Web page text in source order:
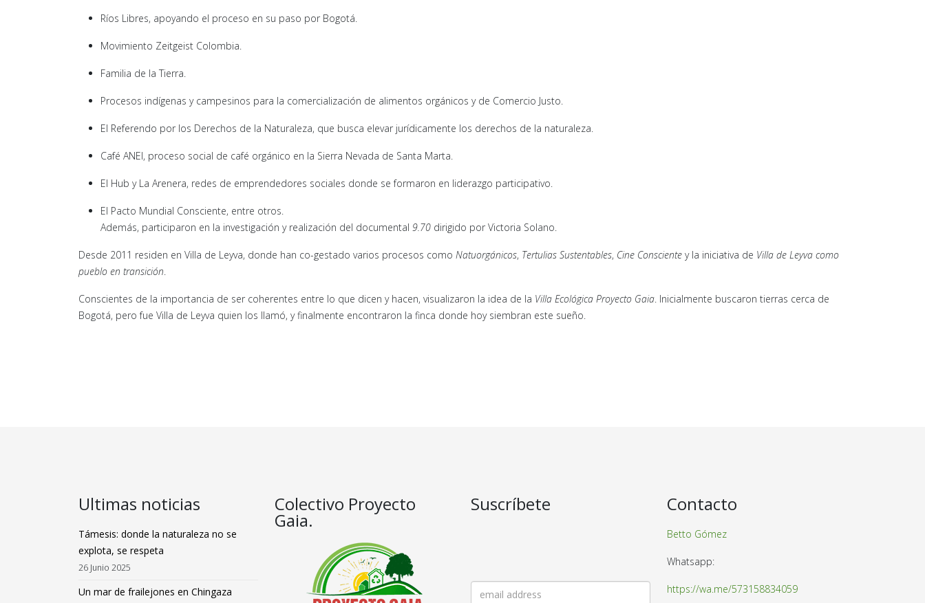
Ríos Libres, apoyando el proceso en su paso por Bogotá.
Movimiento Zeitgeist Colombia.
Familia de la Tierra.
Procesos indígenas y campesinos para la comercialización de alimentos orgánicos y de Comercio Justo.
El Referendo por los Derechos de la Naturaleza, que busca elevar jurídicamente los derechos de la naturaleza.
Café ANEI, proceso social de café orgánico en la Sierra Nevada de Santa Marta.
El Hub y La Arenera, redes de emprendedores sociales donde se formaron en liderazgo participativo.
El Pacto Mundial Consciente, entre otros.
Además, participaron en la investigación y realización del documental 9.70 dirigido por Victoria Solano.
Desde 2011 residen en Villa de Leyva, donde han co-gestado varios procesos como Natuorgánicos, Tertulias Sustentables, Cine Consciente y la iniciativa de Villa de Leyva como
pueblo en transición.
Conscientes de la importancia de ser coherentes entre lo que dicen y hacen, visualizaron la idea de la Villa Ecológica Proyecto Gaia. Inicialmente buscaron tierras cerca de
Bogotá, pero fue Villa de Leyva quien los llamó, y finalmente encontraron la finca donde hoy siembran este sueño.
Ultimas noticias
Támesis: donde la naturaleza no se
explota, se respeta
26 Junio 2025
Un mar de frailejones en Chingaza
Colectivo Proyecto
Gaia.
Suscríbete Contacto
Betto Gómez
Whatsapp:
https://wa.me/573158834059